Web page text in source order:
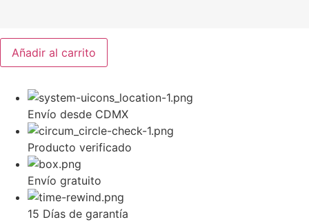
Añadir al carrito
Envío desde CDMX
Producto verificado
Envío gratuito
15 Días de garantía